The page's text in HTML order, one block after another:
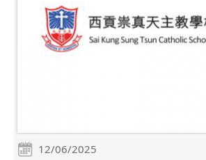
12/06/2025